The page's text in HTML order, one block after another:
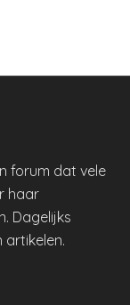
forum dat vele
haar
Dagelijks
artikelen.